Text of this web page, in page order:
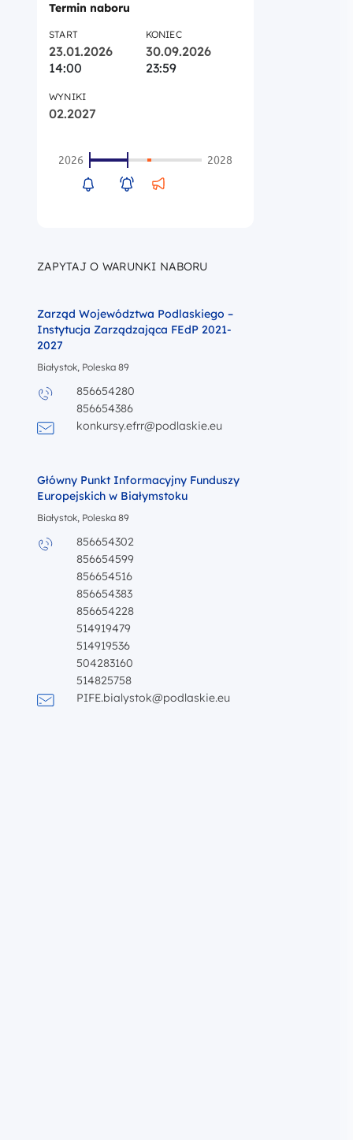
Termin naboru
START
23.01.2026
14:00
KONIEC
30.09.2026
23:59
WYNIKI
02.2027
2026 2028
ZAPYTAJ O WARUNKI NABORU
Zarząd Województwa Podlaskiego –
Instytucja Zarządzająca FEdP 2021-
2027
Białystok, Poleska 89
Zadzwoń do
856654280
Zadzwoń do
856654386
Napisz wiadomość do
konkursy.efrr@podlaskie.eu
Główny Punkt Informacyjny Funduszy
Europejskich w Białymstoku
Białystok, Poleska 89
Zadzwoń do
856654302
Zadzwoń do
856654599
Zadzwoń do
856654516
Zadzwoń do
856654383
Zadzwoń do
856654228
Zadzwoń do
514919479
Zadzwoń do
514919536
Zadzwoń do
504283160
Zadzwoń do
514825758
Napisz wiadomość do
PIFE.bialystok@podlaskie.eu